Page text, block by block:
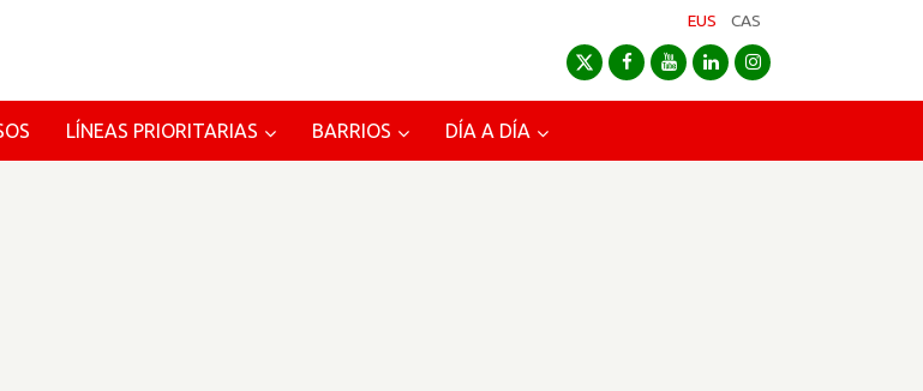
EUS CAS
LÍNEAS PRIORITARIAS BARRIOS DÍA A DÍA